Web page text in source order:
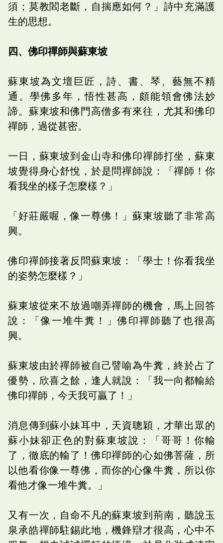
須；莫教閻老斷，自揣應如何？」詩中充滿護
生的思想。
四、佛印禪師與蘇東坡
蘇東坡為文壇巨匠，詩、書、琴、藝無不精
通。學佛多年，悟性甚高，頗能領會佛法妙
諦。蘇東坡和佛門高僧多有來往，尤其和佛印
禪師，過從甚密。
一日，蘇東坡到金山寺和佛印禪師打坐，蘇東
坡覺得身心舒悅，於是問禪師說：「禪師！你
看我坐的樣子怎麼樣？」
「好莊嚴喔，像一尊佛！」蘇東坡聽了非常高
興。
佛印禪師接著反問蘇東坡：「學士！你看我坐
的姿勢怎麼樣？」
蘇東坡從來不放過嘲弄禪師的機會，馬上回答
說：「像一堆牛糞！」佛印禪師聽了也很高
興。
蘇東坡由於禪師被自己譬喻為牛糞，終於占了
優勢，欣喜之餘，逢人就說：「我一向都輸給
佛印禪師，今天我可贏了！」
消息傳到蘇小妹耳中，天資聰穎，才華出眾的
蘇小妹卻正色的對蘇東坡說：「哥哥！你輸
了，徹底的輸了！佛印禪師的心如佛菩薩，所
以他看你像一尊佛，而你的心像牛糞，所以你
看他才像一堆牛糞。」
又有一次，自命不凡的蘇東坡到荊南，聽說玉
泉承皓禪師駐錫此地，機鋒辯才很高，心中不